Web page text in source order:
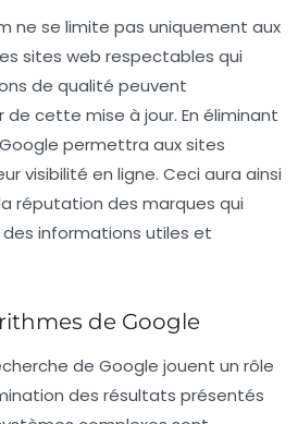
se limite pas uniquement aux
sites web respectables qui
de qualité peuvent
cette mise à jour. En éliminant
permettra aux sites
visibilité en ligne. Ceci aura ainsi
réputation des marques qui
informations utiles et
de Google
de Google jouent un rôle
des résultats présentés